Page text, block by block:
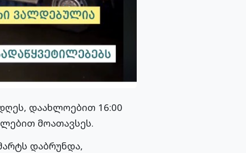
დაახლოებით 16:00
მოათავსეს.
დაბრუნდა,